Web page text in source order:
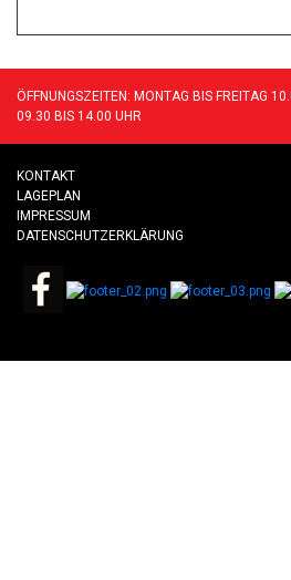
ÖFFNUNGSZEITEN: MONTAG BIS FREITAG
09.30 BIS 14.00 UHR
KONTAKT
LAGEPLAN
IMPRESSUM
DATENSCHUTZERKLÄRUNG